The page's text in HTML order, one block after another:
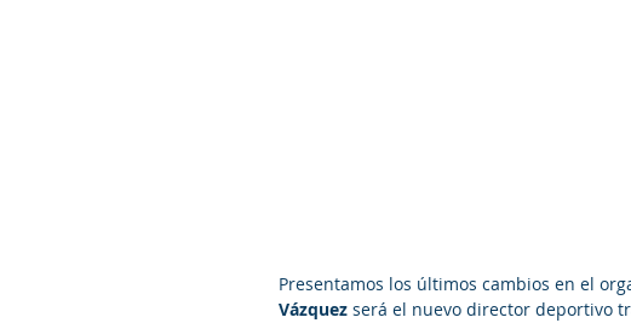
Presentamos los últimos cambios en el
Vázquez será el nuevo director deportivo